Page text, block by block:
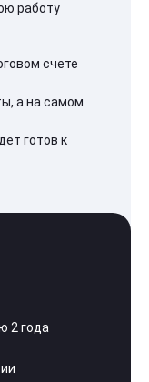
работу
счете
а на самом
готов к
2 года